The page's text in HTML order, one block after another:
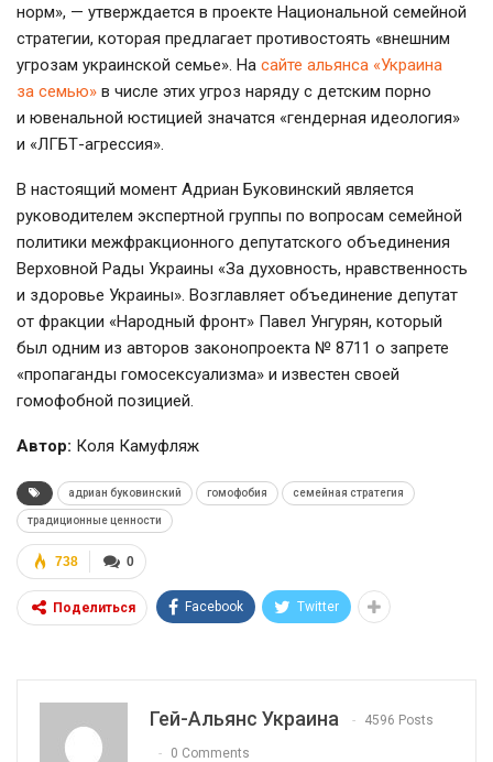
норм», — утверждается в проекте Национальной семейной
стратегии, которая предлагает противостоять «внешним
угрозам украинской семье». На сайте альянса «Украина
за семью» в числе этих угроз наряду с детским порно
и ювенальной юстицией значатся «гендерная идеология»
и «ЛГБТ-агрессия».
В настоящий момент Адриан Буковинский является
руководителем экспертной группы по вопросам семейной
политики межфракционного депутатского объединения
Верховной Рады Украины «За духовность, нравственность
и здоровье Украины». Возглавляет объединение депутат
от фракции «Народный фронт» Павел Унгурян, который
был одним из авторов законопроекта № 8711 о запрете
«пропаганды гомосексуализма» и известен своей
гомофобной позицией.
Автор: Коля Камуфляж
адриан буковинский гомофобия семейная стратегия
традиционные ценности
0
738
Поделиться Facebook Twitter
Гей-Альянс Украина 4596 Posts
0 Comments